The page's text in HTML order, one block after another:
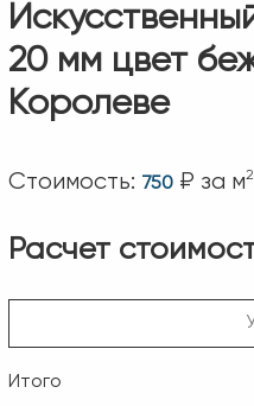
20 мм цвет
Королеве
Стоимость: 750 ₽ за м2
Расчет
Итого